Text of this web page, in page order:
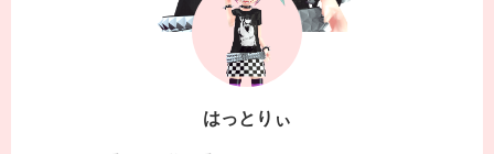
はっとりぃ